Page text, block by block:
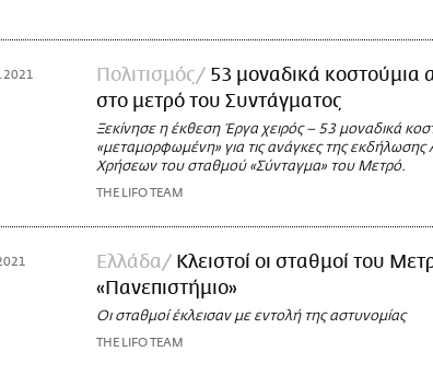
Πολιτισμός
53 μοναδικά κοστούμια
στο μετρό του Συντάγματος
Ξεκίνησε η έκθεση Έργα χειρός – 53 μοναδικά
«μεταμορφωμένη» για τις ανάγκες της
Χρήσεων του σταθμού «Σύνταγμα» του Μετρό.
THE LIFO TEAM
Ελλάδα
Κλειστοί οι σταθμοί του
«Πανεπιστήμιο»
Οι σταθμοί έκλεισαν με εντολή της αστυνομίας
THE LIFO TEAM